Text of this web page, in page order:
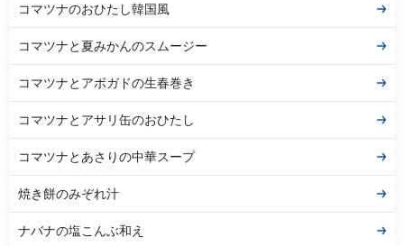
コマツナのおひたし韓国風
コマツナと夏みかんのスムージー
コマツナとアボガドの生春巻き
コマツナとアサリ缶のおひたし
コマツナとあさりの中華スープ
焼き餅のみぞれ汁
ナバナの塩こんぶ和え